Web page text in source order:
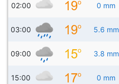
02:00 0 mm
03:00 5.6 mm
09:00 3.8 mm
15:00 0 mm